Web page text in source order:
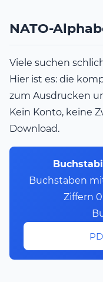
NATO-
Viele suchen
Hier ist es: die
zum Ausdrucken
Kein Konto, keine
Download.
Buchstaben
Ziffern